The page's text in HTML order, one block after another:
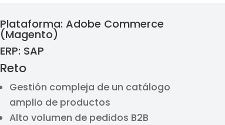
Plataforma: Adobe Commerce
(Magento)
ERP: SAP
Reto
Gestión compleja de un catálogo
amplio de productos
Alto volumen de pedidos B2B